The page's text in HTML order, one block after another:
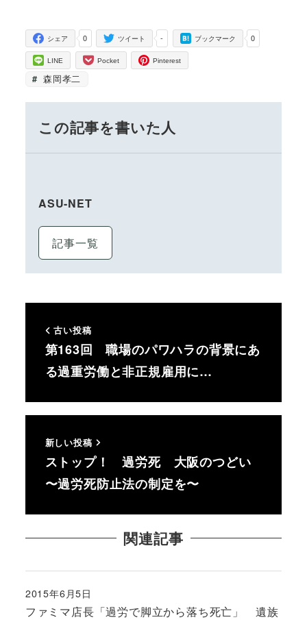
0
シェア -
ツイート 0
ブックマーク
LINE Pocket Pinterest
森岡孝二
この記事を書いた人
ASU-NET
記事一覧
古い投稿
第163回 職場のパワハラの背景にあ
る過重労働と非正規雇用に…
新しい投稿
ストップ！ 過労死 大阪のつどい
〜過労死防止法の制定を〜
関連記事
ファミマ店長「過労で脚立から落ち死亡」 遺族
投稿日
2015年6月5日